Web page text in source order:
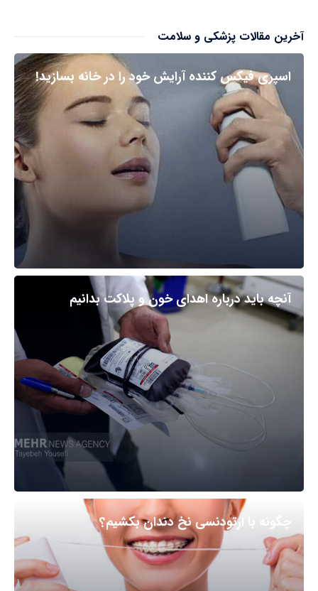
آخرین مقالات پزشکی و سلامت
اسپری فیکس کننده آرایش خود را در خانه بسازید!
آنچه باید درباره اهدای خون و پلاکت بدانیم
چگونه با ارتودنسی نخ دندان بکشیم؟